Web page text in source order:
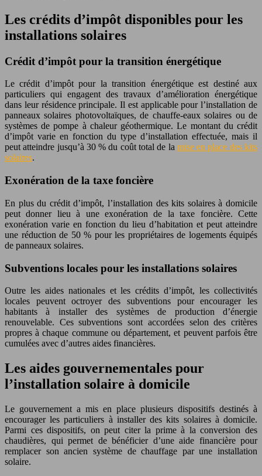
Les crédits d’impôt disponibles pour les
installations solaires
Crédit d’impôt pour la transition énergétique
Le crédit d’impôt pour la transition énergétique est destiné aux
particuliers qui engagent des travaux d’amélioration énergétique
dans leur résidence principale. Il est applicable pour l’installation de
panneaux solaires photovoltaïques, de chauffe-eaux solaires ou de
systèmes de pompe à chaleur géothermique. Le montant du crédit
d’impôt varie en fonction du type d’installation effectuée, mais il
peut atteindre jusqu’à 30 % du coût total de la mise en place des kits
solaires.
Exonération de la taxe foncière
En plus du crédit d’impôt, l’installation des kits solaires à domicile
peut donner lieu à une exonération de la taxe foncière. Cette
exonération varie en fonction du lieu d’habitation et peut atteindre
une réduction de 50 % pour les propriétaires de logements équipés
de panneaux solaires.
Subventions locales pour les installations solaires
Outre les aides nationales et les crédits d’impôt, les collectivités
locales peuvent octroyer des subventions pour encourager les
habitants à installer des systèmes de production d’énergie
renouvelable. Ces subventions sont accordées selon des critères
propres à chaque commune ou département, et peuvent parfois être
cumulées avec d’autres aides financières.
Les aides gouvernementales pour
l’installation solaire à domicile
Le gouvernement a mis en place plusieurs dispositifs destinés à
encourager les particuliers à installer des kits solaires à domicile.
Parmi ces dispositifs, on peut citer la prime à la conversion des
chaudières, qui permet de bénéficier d’une aide financière pour
remplacer son ancien système de chauffage par une installation
solaire.